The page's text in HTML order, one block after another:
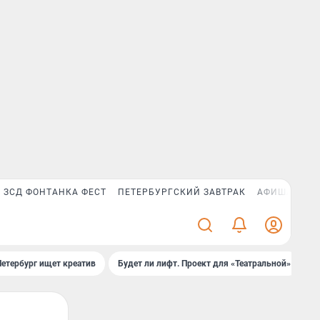
ЗСД ФОНТАНКА ФЕСТ ПЕТЕРБУРГСКИЙ ЗАВТРАК АФИША PLUS
ищет креатив Будет ли лифт. Проект для «Театральной»